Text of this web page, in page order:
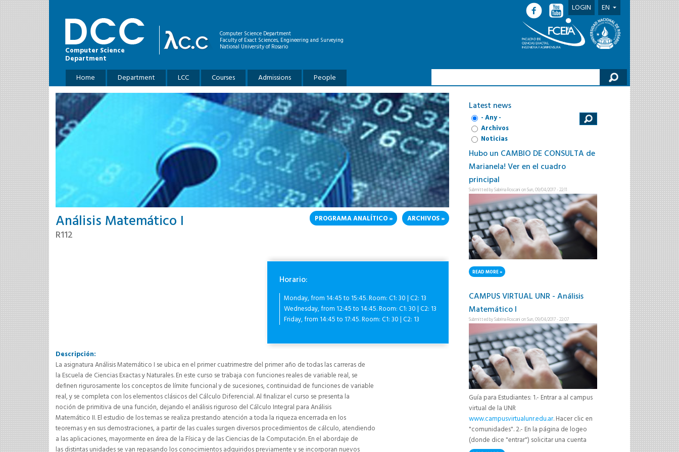
Skip to main content
Computer Science
Department
Computer Science Department
Faculty of Exact Sciences, Engineering and Surveying
National University of Rosario
Main menu
Home Department LCC Courses Admissions People
LOGIN EN
Análisis Matemático I
R112
ARCHIVOS
PROGRAMA ANALÍTICO
Horario:
Monday, from 14:45 to 15:45. Room: C1: 30 | C2: 13
Wednesday, from 12:45 to 14:45. Room: C1: 30 | C2: 13
Friday, from 14:45 to 17:45. Room: C1: 30 | C2: 13
Descripción:
La asignatura Análisis Matemático I se ubica en el primer cuatrimestre del primer año de todas las carreras de
la Escuela de Ciencias Exactas y Naturales. En este curso se trabaja con funciones reales de variable real, se
definen rigurosamente los conceptos de límite funcional y de sucesiones, continuidad de funciones de variable
real, y se completa con los elementos clásicos del Cálculo Diferencial. Al finalizar el curso se presenta la
noción de primitiva de una función, dejando el análisis riguroso del Cálculo Integral para Análisis
Matemático II. El estudio de los temas se realiza prestando atención a toda la riqueza encerrada en los
teoremas y en sus demostraciones, a partir de las cuales surgen diversos procedimientos de cálculo, atendiendo
a las aplicaciones, mayormente en área de la Física y de las Ciencias de la Computación. En el abordaje de
las distintas unidades se van repasando los conocimientos adquiridos previamente y se incorporan nuevos
Latest news
- Any -
Archivos
Noticias
Hubo un CAMBIO DE CONSULTA de
Marianela! Ver en el cuadro
principal
Submitted bySabrina Roscani on Sun, 09/04/2017 - 22:11
READ MOREABOUT HUBO UN CAMBIO DE CONSULTA DE MARIANELA! VER EN EL CUADRO
PRINCIPAL
CAMPUS VIRTUAL UNR - Análisis
Matemático I
Submitted bySabrina Roscani on Sun, 09/04/2017 - 22:07
Guía para Estudiantes: 1.- Entrar a al campus
virtual de la UNR
www.campusvirtualunr.edu.ar. Hacer clic en
"comunidades". 2.- En la página de logeo
(donde dice "entrar") solicitar una cuenta